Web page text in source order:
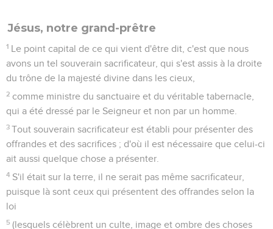
Jésus, notre grand-prêtre
1 Le point capital de ce qui vient d'être dit, c'est que nous
avons un tel souverain sacrificateur, qui s'est assis à la droite
du trône de la majesté divine dans les cieux,
2 comme ministre du sanctuaire et du véritable tabernacle,
qui a été dressé par le Seigneur et non par un homme.
3 Tout souverain sacrificateur est établi pour présenter des
offrandes et des sacrifices ; d'où il est nécessaire que celui-ci
ait aussi quelque chose a présenter.
4 S'il était sur la terre, il ne serait pas même sacrificateur,
puisque là sont ceux qui présentent des offrandes selon la
loi
5 (lesquels célèbrent un culte, image et ombre des choses